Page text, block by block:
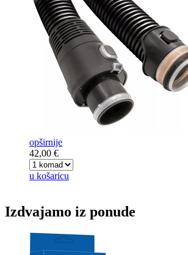
opširnije
42,00 €
u košaricu
Izdvajamo iz ponude